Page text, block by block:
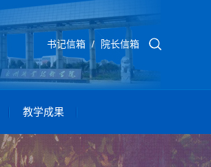
书记信箱 / 院长信箱
教学成果